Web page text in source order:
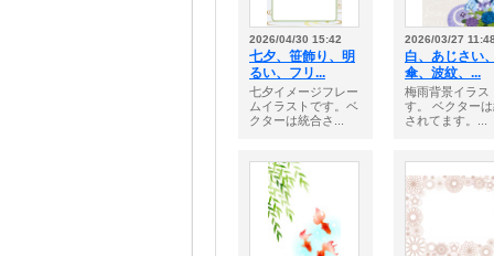
2026/04/30 15:42
七夕、笹飾り、明
るい、フリ...
七夕イメージフレー
ムイラストです。ベ
クターは統合さ...
2026/03/27
白、あじさい
傘、波紋、...
梅雨背景イラス
す。 ベクター
されてます。...